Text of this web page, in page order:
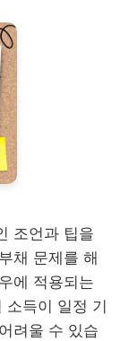
조언과 팁을
채 문제를 해
에 적용되는
소득이 일정 기
려울 수 있습